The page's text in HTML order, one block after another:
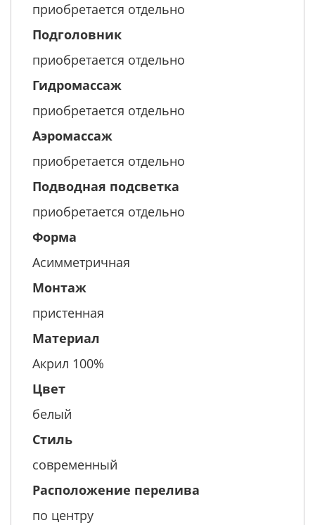
приобретается отдельно
Подголовник
приобретается отдельно
Гидромассаж
приобретается отдельно
Аэромассаж
приобретается отдельно
Подводная подсветка
приобретается отдельно
Форма
Асимметричная
Монтаж
пристенная
Материал
Акрил 100%
Цвет
белый
Стиль
современный
Расположение перелива
по центру